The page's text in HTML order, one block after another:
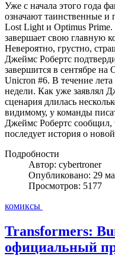
Уже с начала этого года
означают таинственные и
Lost Light и Optimus
завершает свою главную
Невероятно, грустно,
Джеймс Робертс
завершится в сентябре на
Unicron #6. В течение
недели. Как уже заявлял
сценария длилась
видимому, у команды
Джеймс Робертс сообщил,
последует история о
Подробности
Автор: cybertroner
Опубликовано: 29
Просмотров: 5177
комиксы
Transformers:
официальный